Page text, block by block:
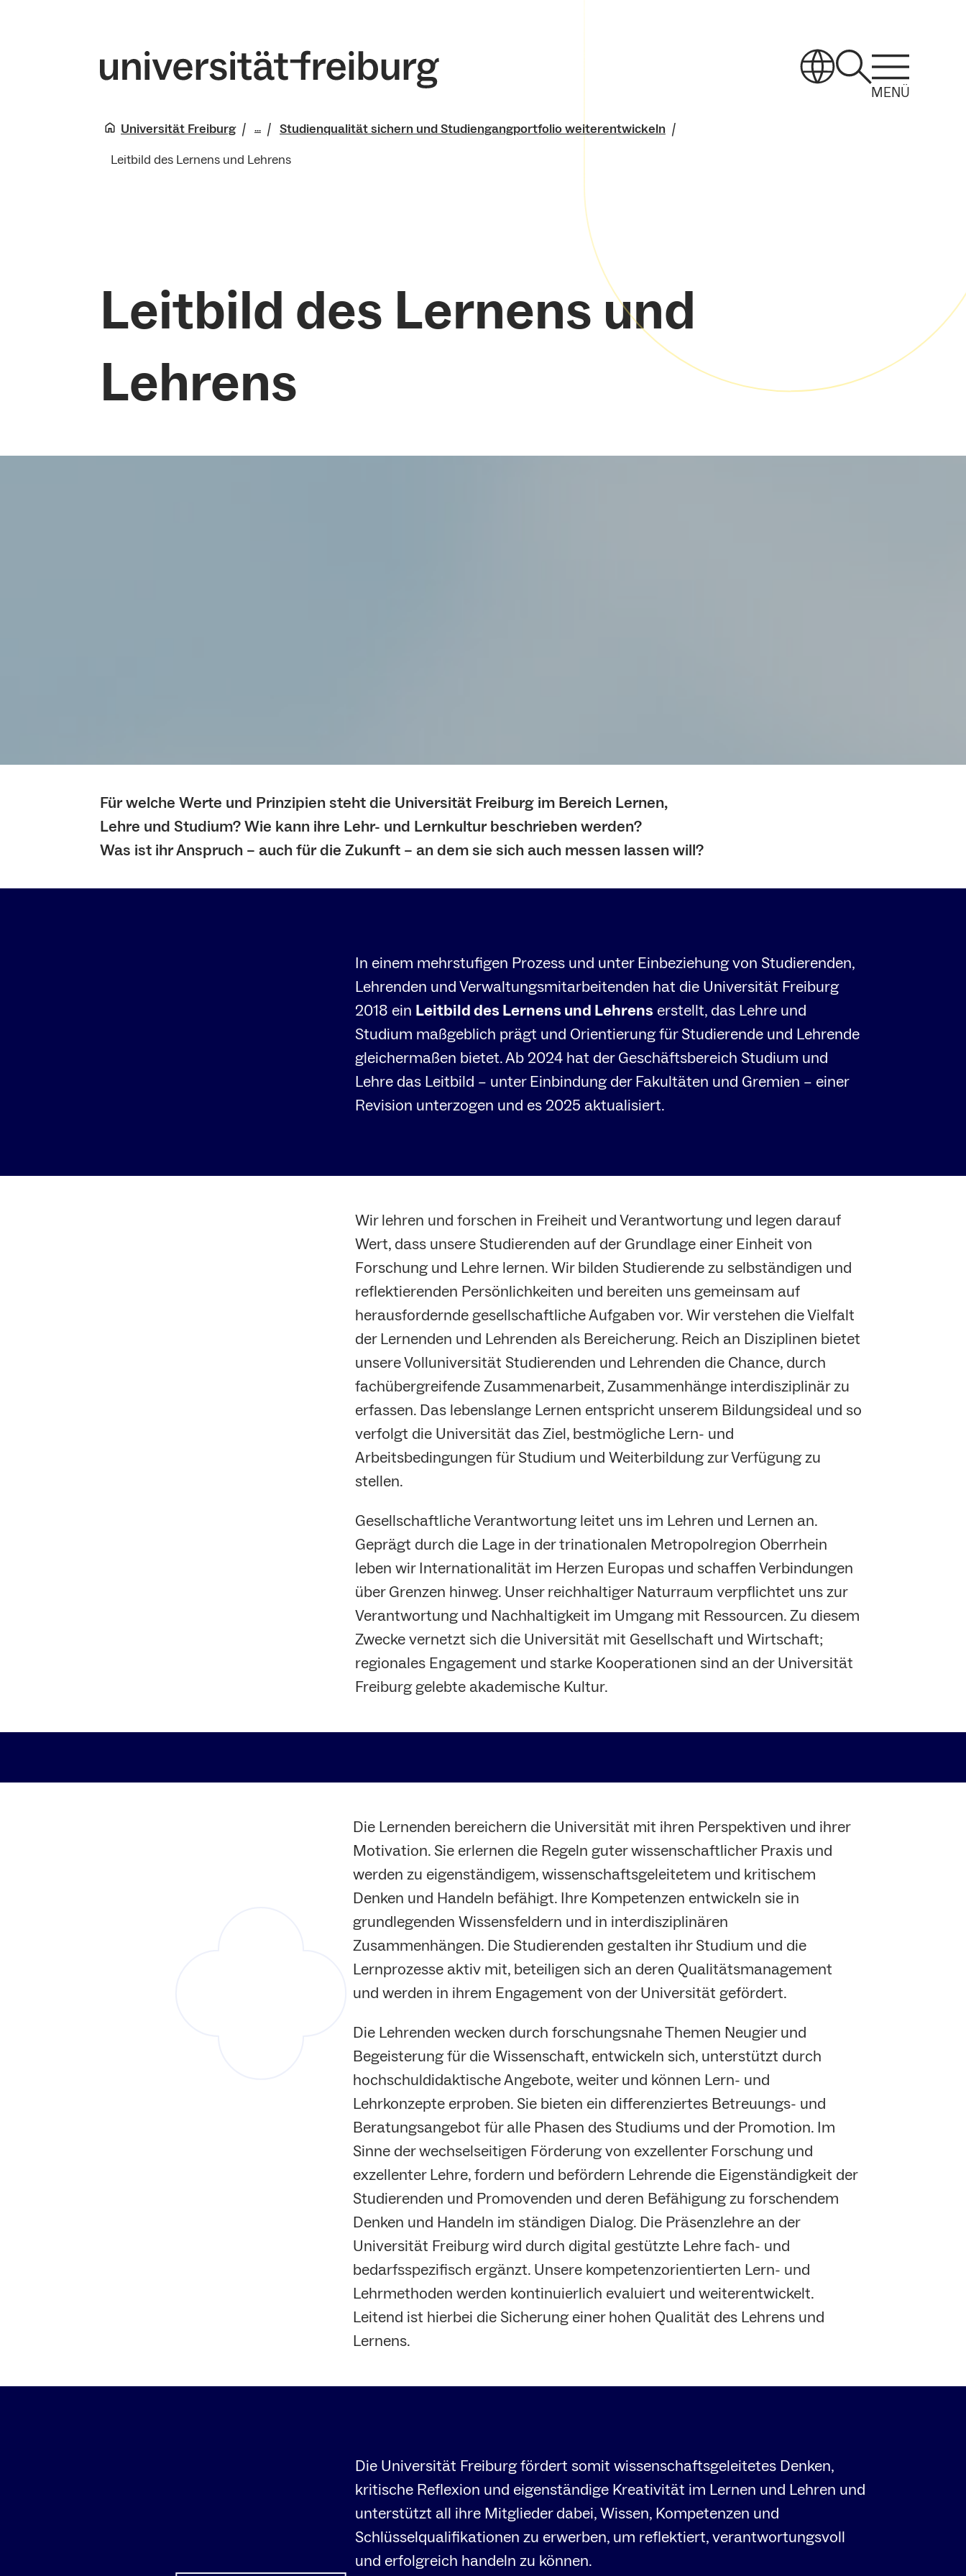
MENÜ
Universität Freiburg ...
Lehre
Studienqualität sichern und Studiengangportfolio weiterentwickeln
Leitbild des Lernens und Lehrens
Leitbild des Lernens und
Lehrens
Für welche Werte und Prinzipien steht die Universität Freiburg im Bereich Lernen,
Lehre und Studium? Wie kann ihre Lehr- und Lernkultur beschrieben werden?
Was ist ihr Anspruch – auch für die Zukunft – an dem sie sich auch messen lassen will?
In einem mehrstufigen Prozess und unter Einbeziehung von Studierenden,
Lehrenden und Verwaltungsmitarbeitenden hat die Universität Freiburg
2018 ein Leitbild des Lernens und Lehrens erstellt, das Lehre und
Studium maßgeblich prägt und Orientierung für Studierende und Lehrende
gleichermaßen bietet. Ab 2024 hat der Geschäftsbereich Studium und
Lehre das Leitbild – unter Einbindung der Fakultäten und Gremien – einer
Revision unterzogen und es 2025 aktualisiert.
Wir lehren und forschen in Freiheit und Verantwortung und legen darauf
Wert, dass unsere Studierenden auf der Grundlage einer Einheit von
Forschung und Lehre lernen. Wir bilden Studierende zu selbständigen und
reflektierenden Persönlichkeiten und bereiten uns gemeinsam auf
herausfordernde gesellschaftliche Aufgaben vor. Wir verstehen die Vielfalt
der Lernenden und Lehrenden als Bereicherung. Reich an Disziplinen bietet
unsere Volluniversität Studierenden und Lehrenden die Chance, durch
fachübergreifende Zusammenarbeit, Zusammenhänge interdisziplinär zu
erfassen. Das lebenslange Lernen entspricht unserem Bildungsideal und so
verfolgt die Universität das Ziel, bestmögliche Lern- und
Arbeitsbedingungen für Studium und Weiterbildung zur Verfügung zu
stellen.
Gesellschaftliche Verantwortung leitet uns im Lehren und Lernen an.
Geprägt durch die Lage in der trinationalen Metropolregion Oberrhein
leben wir Internationalität im Herzen Europas und schaffen Verbindungen
über Grenzen hinweg. Unser reichhaltiger Naturraum verpflichtet uns zur
Verantwortung und Nachhaltigkeit im Umgang mit Ressourcen. Zu diesem
Zwecke vernetzt sich die Universität mit Gesellschaft und Wirtschaft;
regionales Engagement und starke Kooperationen sind an der Universität
Freiburg gelebte akademische Kultur.
Die Lernenden bereichern die Universität mit ihren Perspektiven und ihrer
Motivation. Sie erlernen die Regeln guter wissenschaftlicher Praxis und
werden zu eigenständigem, wissenschaftsgeleitetem und kritischem
Denken und Handeln befähigt. Ihre Kompetenzen entwickeln sie in
grundlegenden Wissensfeldern und in interdisziplinären
Zusammenhängen. Die Studierenden gestalten ihr Studium und die
Lernprozesse aktiv mit, beteiligen sich an deren Qualitätsmanagement
und werden in ihrem Engagement von der Universität gefördert.
Die Lehrenden wecken durch forschungsnahe Themen Neugier und
Begeisterung für die Wissenschaft, entwickeln sich, unterstützt durch
hochschuldidaktische Angebote, weiter und können Lern- und
Lehrkonzepte erproben. Sie bieten ein differenziertes Betreuungs- und
Beratungsangebot für alle Phasen des Studiums und der Promotion. Im
Sinne der wechselseitigen Förderung von exzellenter Forschung und
exzellenter Lehre, fordern und befördern Lehrende die Eigenständigkeit der
Studierenden und Promovenden und deren Befähigung zu forschendem
Denken und Handeln im ständigen Dialog. Die Präsenzlehre an der
Universität Freiburg wird durch digital gestützte Lehre fach- und
bedarfsspezifisch ergänzt. Unsere kompetenzorientierten Lern- und
Lehrmethoden werden kontinuierlich evaluiert und weiterentwickelt.
Leitend ist hierbei die Sicherung einer hohen Qualität des Lehrens und
Lernens.
Die Universität Freiburg fördert somit wissenschaftsgeleitetes Denken,
kritische Reflexion und eigenständige Kreativität im Lernen und Lehren und
unterstützt all ihre Mitglieder dabei, Wissen, Kompetenzen und
Schlüsselqualifikationen zu erwerben, um reflektiert, verantwortungsvoll
und erfolgreich handeln zu können.